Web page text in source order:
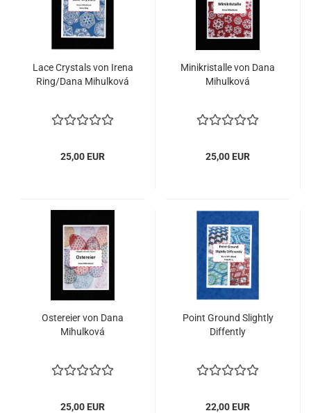
Lace Crystals von Irena
Ring/Dana Mihulková
25,00 EUR
Minikristalle von Dana
Mihulková
25,00 EUR
Ostereier von Dana
Mihulková
25,00 EUR
Point Ground Slightly
Diffently
22,00 EUR